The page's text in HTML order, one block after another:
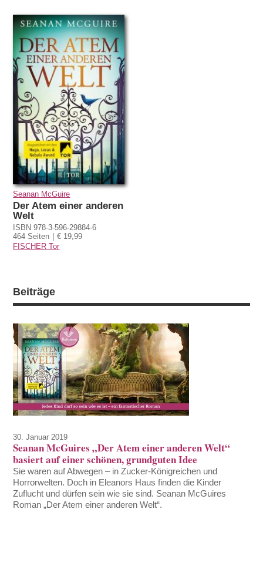
Seanan McGuire
Der Atem einer anderen
Welt
ISBN 978-3-596-29884-6
464 Seiten
€ 19,99
FISCHER Tor
Beiträge
30. Januar 2019
Seanan McGuires „Der Atem einer anderen Welt“
basiert auf einer schönen, grundguten Idee
Sie waren auf Abwegen – in Zucker-Königreichen und
Horrorwelten. Doch in Eleanors Haus finden die Kinder
Zuflucht und dürfen sein wie sie sind. Seanan McGuires
Roman „Der Atem einer anderen Welt“.